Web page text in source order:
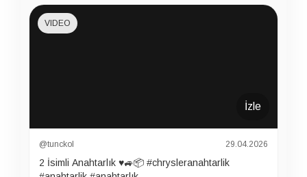
İzle
VIDEO
@tunckol 29.04.2026
2 İsimli Anahtarlık ♥️🚙📦 #chrysleranahtarlik